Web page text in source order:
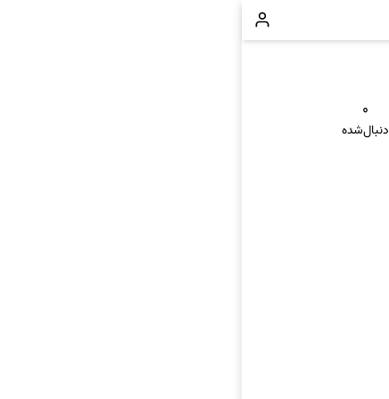
۰
دنبال‌شده